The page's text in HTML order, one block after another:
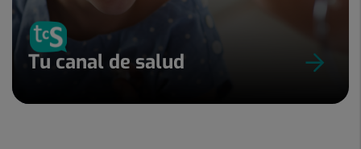
Tu canal de salud